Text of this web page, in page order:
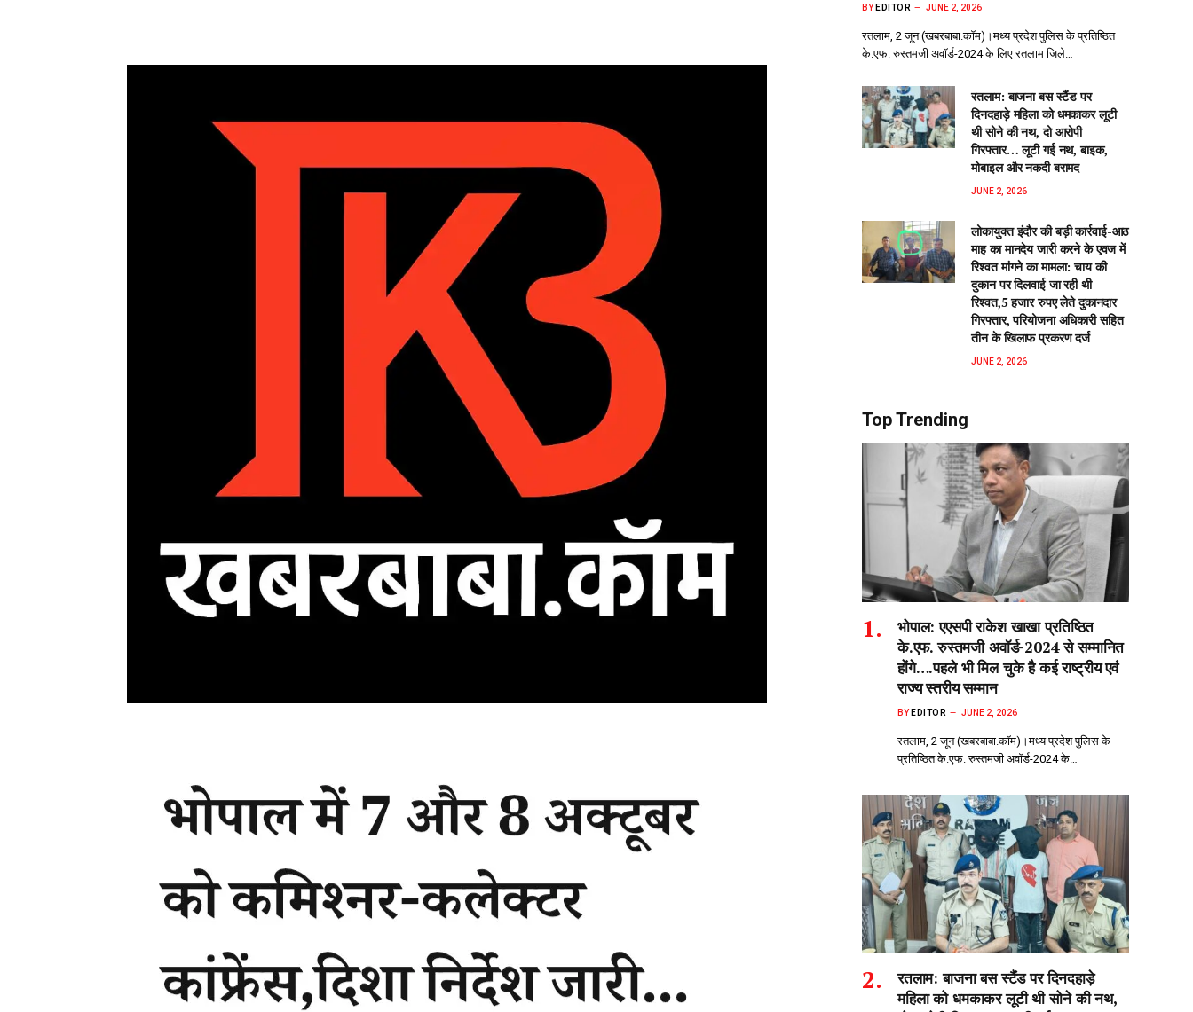
BY EDITOR JUNE 2, 2026
रतलाम, 2 जून (खबरबाबा.कॉम)।मध्य प्रदेश पुलिस के प्रतिष्ठित
के.एफ. रुस्तमजी अवॉर्ड-2024 के लिए रतलाम जिले…
रतलाम: बाजना बस स्टैंड पर
दिनदहाड़े महिला को धमकाकर लूटी
थी सोने की नथ, दो आरोपी
गिरफ्तार… लूटी गई नथ, बाइक,
मोबाइल और नकदी बरामद
JUNE 2, 2026
लोकायुक्त इंदौर की बड़ी कार्रवाई-आठ
माह का मानदेय जारी करने के एवज में
रिश्वत मांगने का मामला: चाय की
दुकान पर दिलवाई जा रही थी
रिश्वत,5 हजार रुपए लेते दुकानदार
गिरफ्तार, परियोजना अधिकारी सहित
तीन के खिलाफ प्रकरण दर्ज
JUNE 2, 2026
Top Trending
भोपाल: एएसपी राकेश‌ खाखा प्रतिष्ठित
के.एफ. रुस्तमजी अवॉर्ड-2024 से सम्मानित
होंगे….पहले भी मिल चुके है कई राष्ट्रीय एवं
राज्य स्तरीय सम्मान
BY EDITOR JUNE 2, 2026
रतलाम, 2 जून (खबरबाबा.कॉम)।मध्य प्रदेश पुलिस के
प्रतिष्ठित के.एफ. रुस्तमजी अवॉर्ड-2024 के…
रतलाम: बाजना बस स्टैंड पर दिनदहाड़े
महिला को धमकाकर लूटी थी सोने की नथ,